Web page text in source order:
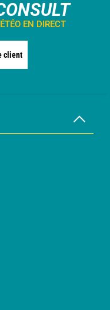
EN DIRECT
client